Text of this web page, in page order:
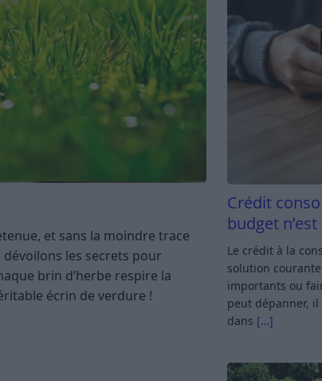
et sans la moindre trace
les secrets pour
brin d’herbe respire la
écrin de verdure !
Crédit
budget
Le crédit à la
solution
importants ou
peut dépanner, il
dans […]